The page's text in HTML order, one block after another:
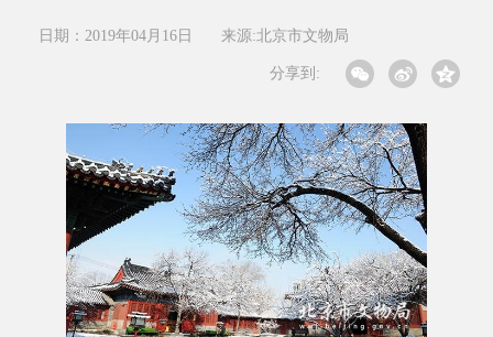
日期：2019年04月16日 来源:北京市文物局
分享到: